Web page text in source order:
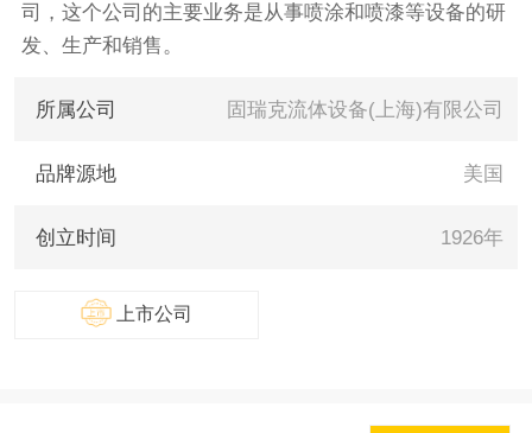
司，这个公司的主要业务是从事喷涂和喷漆等设备的研
发、生产和销售。
所属公司 固瑞克流体设备(上海)有限公司
品牌源地 美国
创立时间 1926年
上市公司